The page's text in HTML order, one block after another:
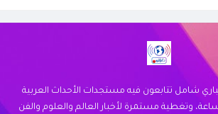
الموقع
شامل تتابعون فيه مستجدات الأحداث العربية
وتغطية مستمرة لأخبار العالم والعلوم والفن